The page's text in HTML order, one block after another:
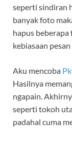
seperti sindiran
banyak foto
hapus
kebiasaan
Aku mencoba
Hasilnya
ngapain.
seperti tokoh
padahal cuma